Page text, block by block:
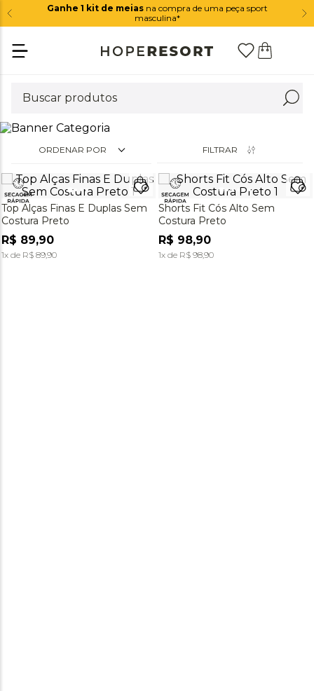
Ganhe 1 kit de meiasna compra de uma peça sport
masculina*
ORDENAR POR FILTRAR
Top Alças Finas E Duplas Sem
Costura Preto
R$ 89,90
1x de R$ 89,90
Shorts Fit Cós Alto Sem
Costura Preto
R$ 98,90
1x de R$ 98,90